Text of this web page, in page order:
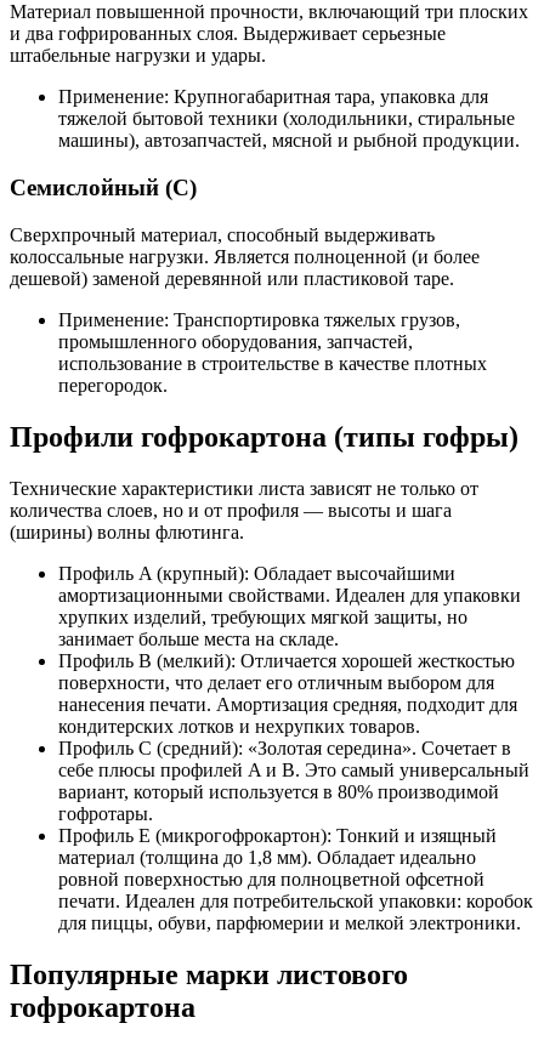
Материал повышенной прочности, включающий три плоских
и два гофрированных слоя. Выдерживает серьезные
штабельные нагрузки и удары.
Применение: Крупногабаритная тара, упаковка для
тяжелой бытовой техники (холодильники, стиральные
машины), автозапчастей, мясной и рыбной продукции.
Семислойный (С)
Сверхпрочный материал, способный выдерживать
колоссальные нагрузки. Является полноценной (и более
дешевой) заменой деревянной или пластиковой таре.
Применение: Транспортировка тяжелых грузов,
промышленного оборудования, запчастей,
использование в строительстве в качестве плотных
перегородок.
Профили гофрокартона (типы гофры)
Технические характеристики листа зависят не только от
количества слоев, но и от профиля — высоты и шага
(ширины) волны флютинга.
Профиль A (крупный): Обладает высочайшими
амортизационными свойствами. Идеален для упаковки
хрупких изделий, требующих мягкой защиты, но
занимает больше места на складе.
Профиль B (мелкий): Отличается хорошей жесткостью
поверхности, что делает его отличным выбором для
нанесения печати. Амортизация средняя, подходит для
кондитерских лотков и нехрупких товаров.
Профиль C (средний): «Золотая середина». Сочетает в
себе плюсы профилей A и B. Это самый универсальный
вариант, который используется в 80% производимой
гофротары.
Профиль E (микрогофрокартон): Тонкий и изящный
материал (толщина до 1,8 мм). Обладает идеально
ровной поверхностью для полноцветной офсетной
печати. Идеален для потребительской упаковки: коробок
для пиццы, обуви, парфюмерии и мелкой электроники.
Популярные марки листового
гофрокартона